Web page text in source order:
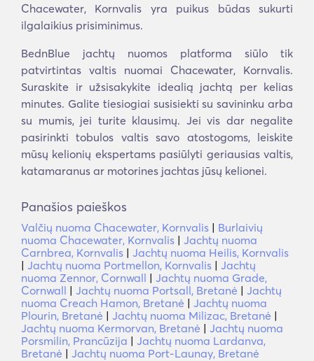
Chacewater, Kornvalis yra puikus būdas sukurti
ilgalaikius prisiminimus.
BednBlue jachtų nuomos platforma siūlo tik
patvirtintas valtis nuomai Chacewater, Kornvalis.
Suraskite ir užsisakykite idealią jachtą per kelias
minutes. Galite tiesiogiai susisiekti su savininku arba
su mumis, jei turite klausimų. Jei vis dar negalite
pasirinkti tobulos valtis savo atostogoms, leiskite
mūsų kelionių ekspertams pasiūlyti geriausias valtis,
katamaranus ar motorines jachtas jūsų kelionei.
Panašios paieškos
Valčių nuoma Chacewater, Kornvalis | Burlaivių
nuoma Chacewater, Kornvalis | Jachtų nuoma
Carnbrea, Kornvalis | Jachtų nuoma Heilis, Kornvalis
| Jachtų nuoma Portmellon, Kornvalis | Jachtų
nuoma Zennor, Cornwall | Jachtų nuoma Grade,
Cornwall | Jachtų nuoma Portsall, Bretanė | Jachtų
nuoma Creach Hamon, Bretanė | Jachtų nuoma
Plourin, Bretanė | Jachtų nuoma Milizac, Bretanė |
Jachtų nuoma Kermorvan, Bretanė | Jachtų nuoma
Porsmilin, Prancūzija | Jachtų nuoma Lardanva,
Bretanė | Jachtų nuoma Port-Launay, Bretanė